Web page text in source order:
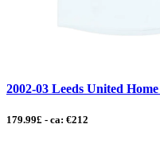
2002-03 Leeds United
179.99£ - ca: €212